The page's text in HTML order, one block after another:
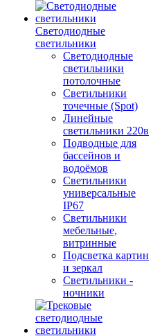
Светодиодные
светильники
Светодиодные
светильники
потолочные
Светильники
точечные (Spot)
Линейные
светильники 220в
Подводные для
бассейнов и
водоёмов
Светильники
универсальные
IP67
Светильники
мебельные,
витринные
Подсветка картин
и зеркал
Светильники -
ночники